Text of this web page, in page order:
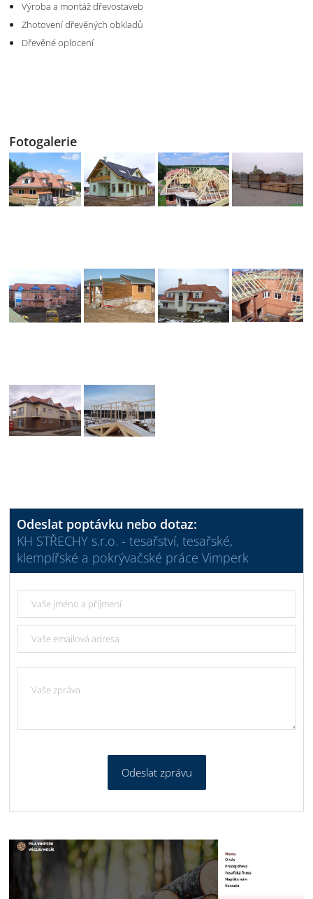
Výroba a montáž dřevostaveb
Zhotovení dřevěných obkladů
Dřevěné oplocení
Fotogalerie
Odeslat poptávku nebo dotaz:
KH STŘECHY s.r.o. - tesařství, tesařské,
klempířské a pokrývačské práce Vimperk
Odeslat zprávu